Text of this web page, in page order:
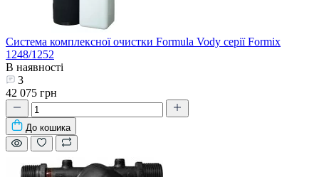
Система комплексної очистки Formula Vody серії Formix
1248/1252
В наявності
3
42 075 грн
До кошика